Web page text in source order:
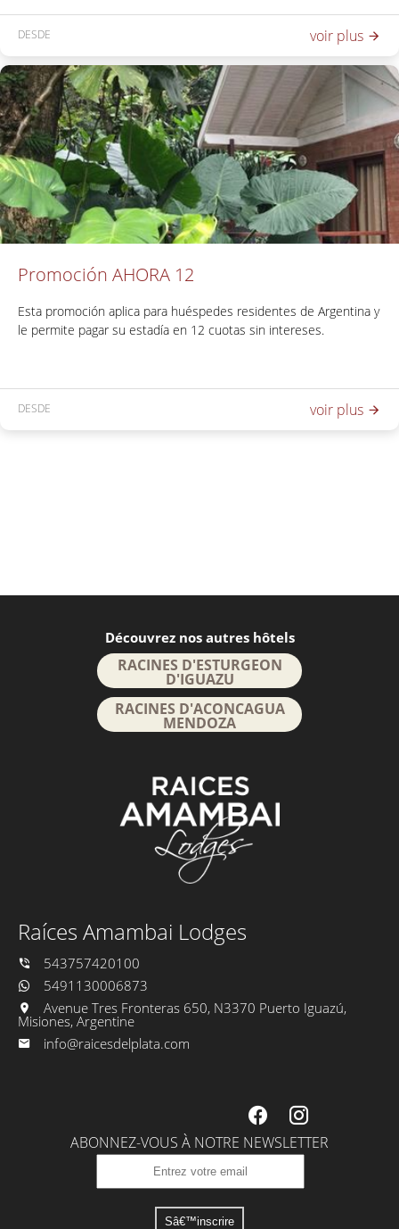
DESDE voir plus
Promoción AHORA 12
Esta promoción aplica para huéspedes residentes de Argentina y
le permite pagar su estadía en 12 cuotas sin intereses.
DESDE voir plus
Raíces Amambai Lodges
543757420100
5491130006873
Avenue Tres Fronteras 650, N3370 Puerto Iguazú,
Misiones, Argentine
info@raicesdelplata.com
Découvrez nos autres hôtels
RACINES D'ESTURGEON
D'IGUAZU
RACINES D'ACONCAGUA
MENDOZA
ABONNEZ-VOUS À NOTRE NEWSLETTER
Sâ€™inscrire